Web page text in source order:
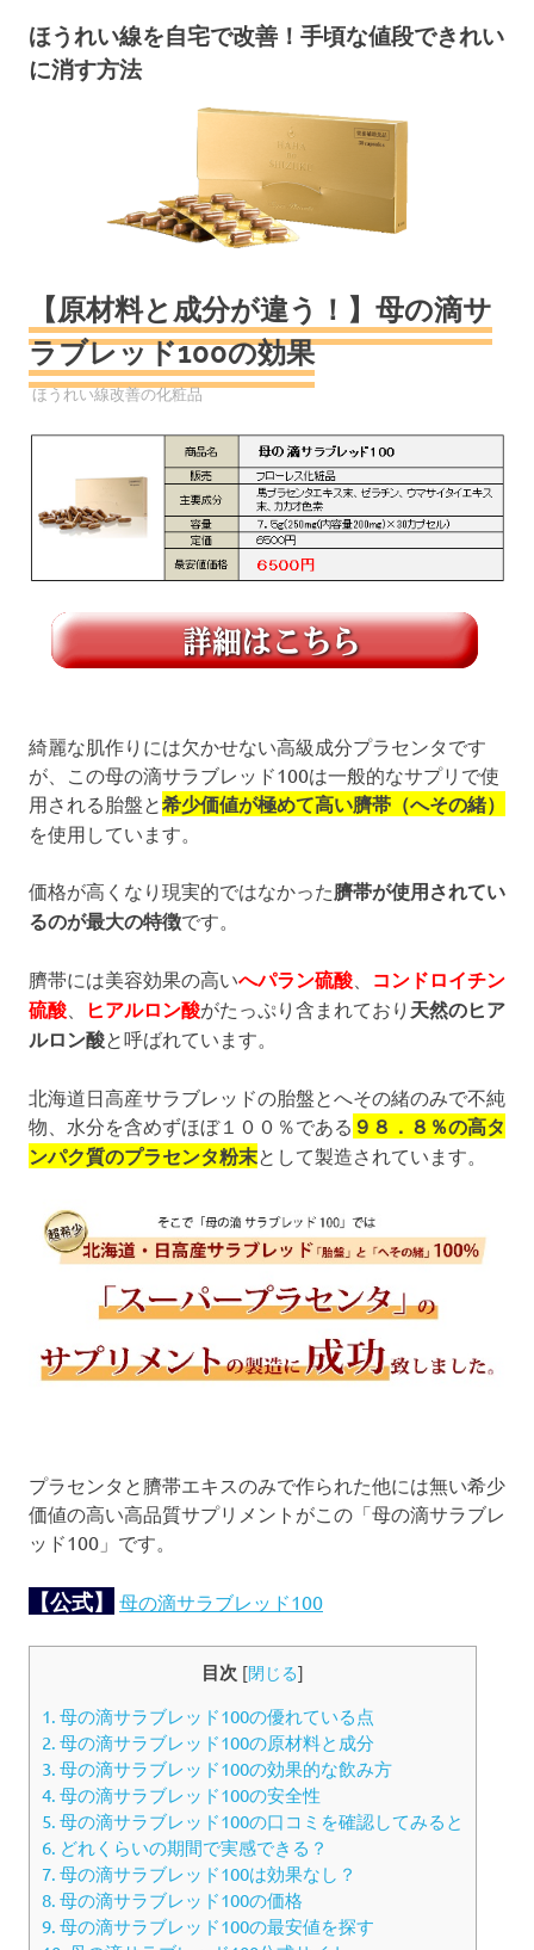
ほうれい線を自宅で改善！手頃な値段できれい
に消す方法
【原材料と成分が違う！】母の滴サ
ラブレッド100の効果
2019年5月8日
YYYPRO
ほうれい線改善の化粧品
綺麗な肌作りには欠かせない高級成分プラセンタです
が、この母の滴サラブレッド100は一般的なサプリで使
用される胎盤と希少価値が極めて高い臍帯（へその緒）
を使用しています。
価格が高くなり現実的ではなかった臍帯が使用されてい
るのが最大の特徴です。
臍帯には美容効果の高いへパラン硫酸
コンドロイチン
硫酸
ヒアルロン酸がたっぷり含まれており 天然のヒア
ルロン酸と呼ばれています。
北海道日高産サラブレッドの胎盤とへその緒のみで不純
物、水分を含めずほぼ１００％である ９８．８％の高タ
ンパク質のプラセンタ粉末として製造されています。
プラセンタと臍帯エキスのみで作られた他には無い希少
価値の高い高品質サプリメントがこの「母の滴サラブレ
ッド100」です。
【公式】 母の滴サラブレッド100
目次 [閉じる]
1. 母の滴サラブレッド100の優れている点
2. 母の滴サラブレッド100の原材料と成分
3. 母の滴サラブレッド100の効果的な飲み方
4. 母の滴サラブレッド100の安全性
5. 母の滴サラブレッド100の口コミを確認してみると
6. どれくらいの期間で実感できる？
7. 母の滴サラブレッド100は効果なし？
8. 母の滴サラブレッド100の価格
9. 母の滴サラブレッド100の最安値を探す